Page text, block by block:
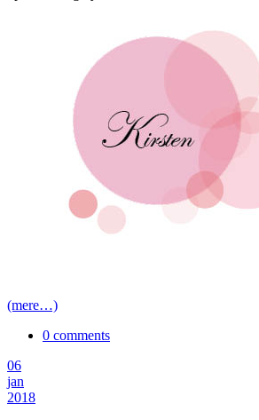
(mere…)
0 comments
06
jan
2018